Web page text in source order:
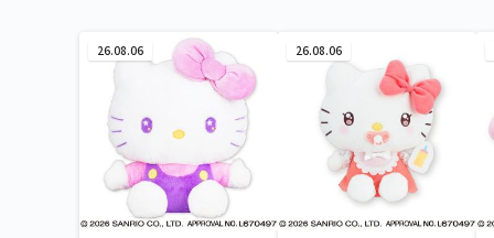
26.08.06 26.08.06